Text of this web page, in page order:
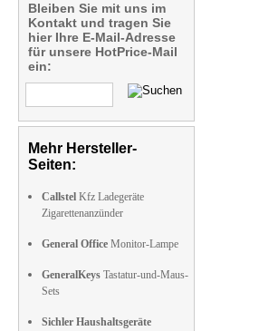
Bleiben Sie mit uns im
Kontakt und tragen Sie
hier Ihre E-Mail-Adresse
für unsere HotPrice-Mail
ein:
Mehr Hersteller-
Seiten:
Callstel Kfz Ladegeräte
Zigarettenanzünder
General Office Monitor-Lampe
GeneralKeys Tastatur-und-Maus-
Sets
Sichler Haushaltsgeräte